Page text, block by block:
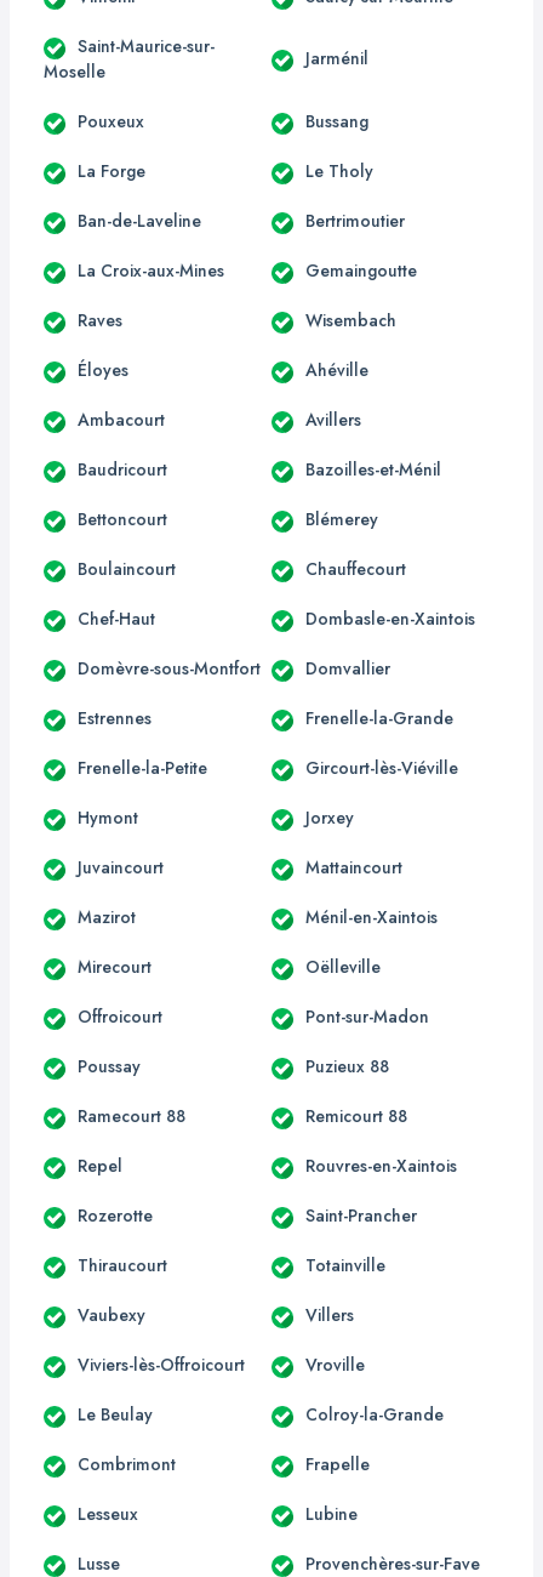
Saint-Maurice-sur-
Moselle
Jarménil
Pouxeux Bussang
La Forge Le Tholy
Ban-de-Laveline Bertrimoutier
La Croix-aux-Mines Gemaingoutte
Raves Wisembach
Éloyes Ahéville
Ambacourt Avillers
Baudricourt Bazoilles-et-Ménil
Bettoncourt Blémerey
Boulaincourt Chauffecourt
Chef-Haut Dombasle-en-Xaintois
Domèvre-sous-Montfort Domvallier
Estrennes Frenelle-la-Grande
Frenelle-la-Petite Gircourt-lès-Viéville
Hymont Jorxey
Juvaincourt Mattaincourt
Mazirot Ménil-en-Xaintois
Mirecourt Oëlleville
Offroicourt Pont-sur-Madon
Poussay Puzieux 88
Ramecourt 88 Remicourt 88
Repel Rouvres-en-Xaintois
Rozerotte Saint-Prancher
Thiraucourt Totainville
Vaubexy Villers
Viviers-lès-Offroicourt Vroville
Le Beulay Colroy-la-Grande
Combrimont Frapelle
Lesseux Lubine
Lusse Provenchères-sur-Fave